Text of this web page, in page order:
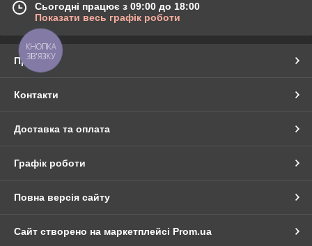
Сьогодні працює з 09:00 до 18:00
Показати весь графік роботи
Про нас
Контакти
Доставка та оплата
Графік роботи
Повна версія сайту
Сайт створено на маркетплейсі Prom.ua
КНОПКА
ЗВ'ЯЗКУ